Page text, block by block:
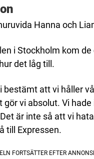
Hanna och
i Stockholm kom
det låg till.
bestämt att vi håller
vi absolut. Vi
är inte så att vi
till Expressen.